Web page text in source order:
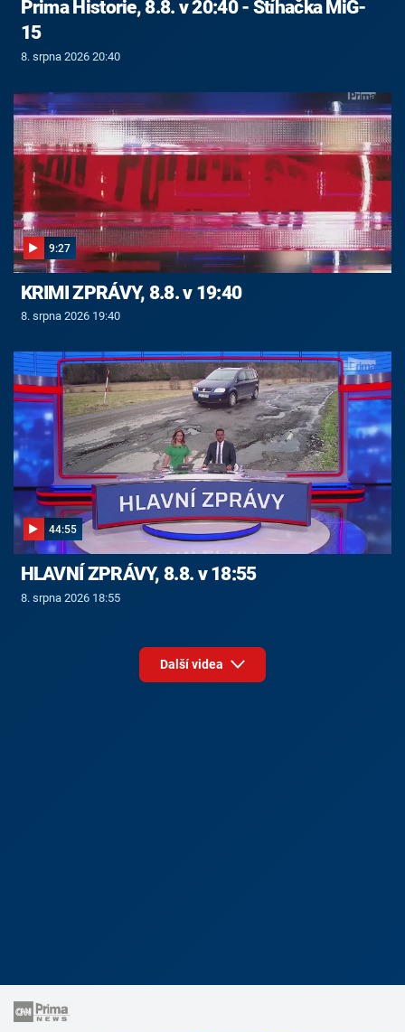
Prima Historie, 8.8. v 20:40 - Stíhačka MiG-
15
8. srpna 2026 20:40
9:27
KRIMI ZPRÁVY, 8.8. v 19:40
8. srpna 2026 19:40
44:55
HLAVNÍ ZPRÁVY, 8.8. v 18:55
8. srpna 2026 18:55
Další videa